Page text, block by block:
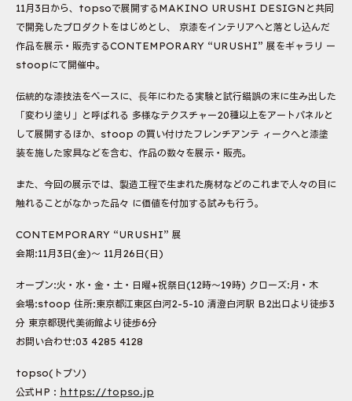
11月3日から、topsoで展開するMAKINO URUSHI DESIGNと共同
で開発したプロダクトをはじめとし、 京漆をインテリアへと落とし込んだ
作品を展示・販売するCONTEMPORARY “URUSHI” 展をギャラリ ー
stoopにて開催中。
伝統的な漆技法をベースに、⻑年にわたる実験と試行錯誤の末に生み出した
「変わり塗り」と呼ばれる 多様なテクスチャー20種以上をアートパネルと
して展開するほか、stoop の買い付けたフレンチアンテ ィークへと漆塗
装を施した家具などを含む、作品の数々を展示・販売。
また、今回の展示では、製造工程で生まれた廃材などのこれまで人々の目に
触れることがなかった品々 に価値を付加する試みも行う。
CONTEMPORARY “URUSHI” 展
会期:11月3日(金)〜 11月26日(日)
オープン:火・水・金・土・日曜+祝祭日(12時〜19時) クローズ:月・木
会場:stoop 住所:東京都江東区白河2-5-10 清澄白河駅 B2出口より徒歩3
分 東京都現代美術館より徒歩6分
お問い合わせ:03 4285 4128
topso(トプソ)
公式HP : https://topso.jp